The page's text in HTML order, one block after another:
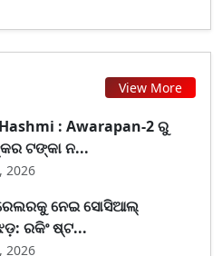
View More
: Awarapan-2 ରୁ
ଟଙ୍କା ନ...
2026
ନେଇ ସୋସିଆଲ୍
ରକିଂ ଷ୍ଟ...
2026